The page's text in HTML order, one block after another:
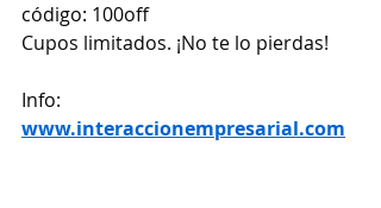
código: 100off
Cupos limitados. ¡No te lo pierdas!
Info:
www.interaccionempresarial.com